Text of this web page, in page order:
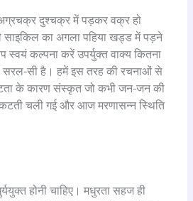
अग्रचक्र दुश्चक्र में पड़कर वक्र हो
साइकिल का अगला पहिया खड्ड में पड़ने
स्वयं कल्पना करें उपर्युक्त वाक्य कितना
सरल-सी है। हमें इस तरह की रचनाओं से
के कारण संस्कृत जो कभी जन-जन की
चली गई और आज मरणासन्न स्थिति
होनी चाहिए। मधुरता सहज ही